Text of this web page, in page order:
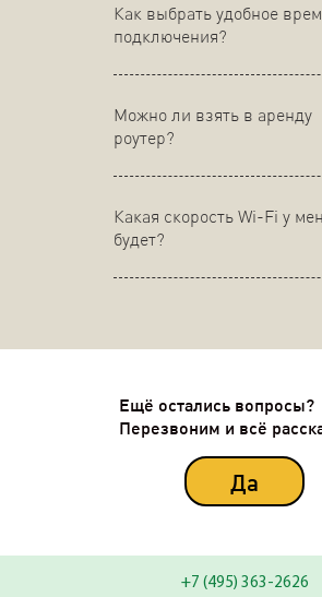
Как выбрать удобное
подключения?
Можно ли взять в аренду
роутер?
Какая скорость Wi-Fi у
будет?
Ещё остались вопросы?
Перезвоним и всё
Да
+7 (495) 363-2626